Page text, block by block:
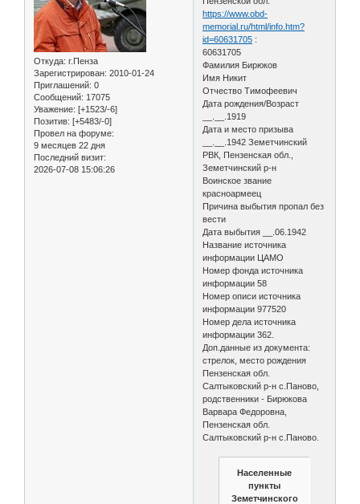
Откуда: г.Пенза
Зарегистрирован: 2010-01-24
Приглашений: 0
Сообщений: 17075
Уважение: [+1523/-6]
Позитив: [+5483/-0]
Провел на форуме:
9 месяцев 22 дня
Последний визит:
2026-07-08 15:06:26
https://www.obd-
memorial.ru/html/info.htm?
id=60631705 :
60631705
Фамилия Бирюков
Имя Никит
Отчество Тимофеевич
Дата рождения/Возраст
__.__.1919
Дата и место призыва
__.__.1942 Земетчинский
РВК, Пензенская обл.,
Земетчинский р-н
Воинское звание
красноармеец
Причина выбытия пропал без
вести
Дата выбытия __.06.1942
Название источника
информации ЦАМО
Номер фонда источника
информации 58
Номер описи источника
информации 977520
Номер дела источника
информации 362.
Доп.данные из документа:
стрелок, место рождения
Пензенская обл.
Салтыковский р-н с.Паново,
родственники - Бирюкова
Варвара Федоровна,
Пензенская обл.
Салтыковский р-н с.Паново.
Населенные
пункты
Земетчинского